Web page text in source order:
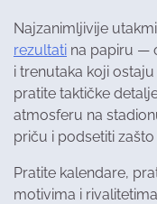
Najzanimljivije
rezultati na papiru —
i trenutaka koji
pratite taktičke
atmosferu na
priču i podsetiti
Pratite kalendare,
motivima i